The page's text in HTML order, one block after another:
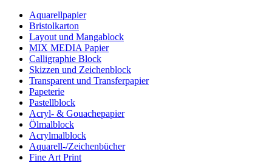
Aquarellpapier
Bristolkarton
Layout und Mangablock
MIX MEDIA Papier
Calligraphie Block
Skizzen und Zeichenblock
Transparent und Transferpapier
Papeterie
Pastellblock
Acryl- & Gouachepapier
Ölmalblock
Acrylmalblock
Aquarell-/Zeichenbücher
Fine Art Print